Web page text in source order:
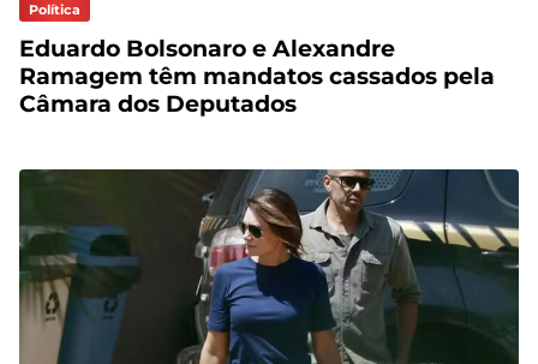
Política
Eduardo Bolsonaro e Alexandre
Ramagem têm mandatos cassados pela
Câmara dos Deputados